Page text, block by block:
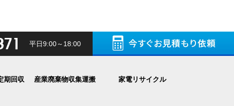
平日9:00～18:00
期回収 産業廃棄物収集運搬 家電リサイクル